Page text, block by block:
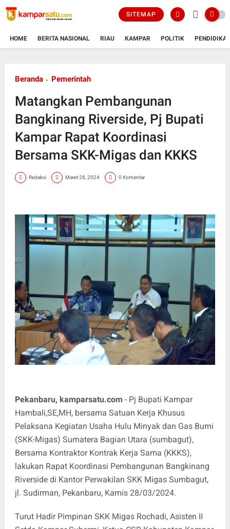
SITEMAP
HOME BERITA NASIONAL RIAU KAMPAR POLITIK
Beranda Pemerintah
Matangkan Pembangunan
Bangkinang Riverside, Pj Bupati
Kampar Rapat Koordinasi
Bersama SKK-Migas dan KKKS
Redaksi Maret 28, 2024 0 Komentar
Pekanbaru, kamparsatu.com - Pj Bupati Kampar
Hambali,SE,MH, bersama Satuan Kerja Khusus
Pelaksana Kegiatan Usaha Hulu Minyak dan Gas Bumi
(SKK-Migas) Sumatera Bagian Utara (sumbagut),
Bersama Kontraktor Kontrak Kerja Sama (KKKS),
lakukan Rapat Koordinasi Pembangunan Bangkinang
Riverside di Kantor Perwakilan SKK Migas Sumbagut,
jl. Sudirman, Pekanbaru, Kamis 28/03/2024.
Turut Hadir Pimpinan SKK Migas Rochadi, Asisten II